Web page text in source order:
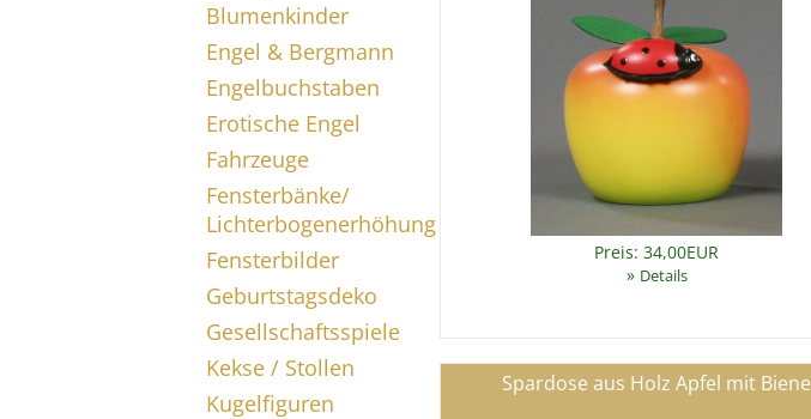
Blumenkinder
Engel & Bergmann
Engelbuchstaben
Erotische Engel
Fahrzeuge
Fensterbänke/
Lichterbogenerhöhung
Fensterbilder
Geburtstagsdeko
Gesellschaftsspiele
Kekse / Stollen
Kugelfiguren
Preis: 34,00EUR
» Details
Spardose aus Holz Apfel mit Biene